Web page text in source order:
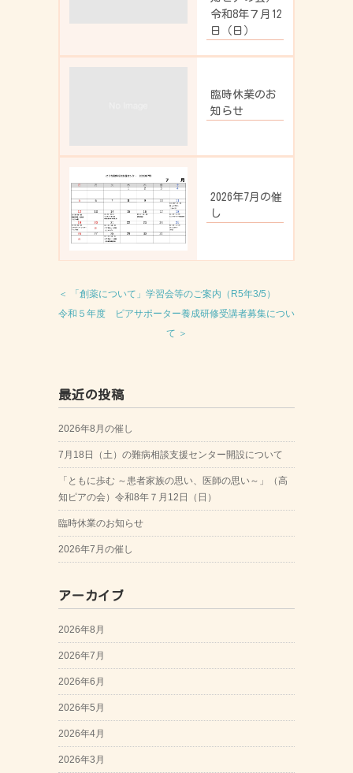
令和8年７月12
日（日）
臨時休業のお
知らせ
2026年7月の催
し
＜ 「創薬について」学習会等のご案内（R5年3/5）
令和５年度 ピアサポーター養成研修受講者募集につい
て ＞
最近の投稿
2026年8月の催し
7月18日（土）の難病相談支援センター開設について
「ともに歩む ～患者家族の思い、医師の思い～」（高
知ピアの会）令和8年７月12日（日）
臨時休業のお知らせ
2026年7月の催し
アーカイブ
2026年8月
2026年7月
2026年6月
2026年5月
2026年4月
2026年3月